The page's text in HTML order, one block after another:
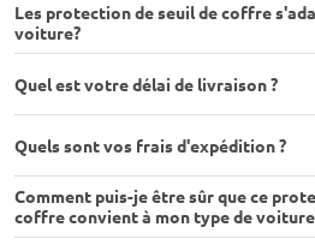
Les protection de seuil de coffre
voiture?
Quel est votre délai de livraison ?
Quels sont vos frais d'expédition ?
Comment puis-je être sûr que ce
coffre convient à mon type de voiture